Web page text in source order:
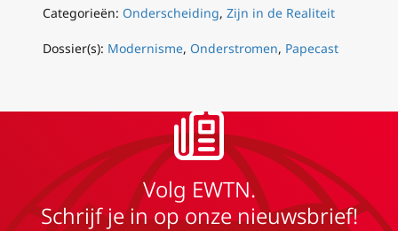
Categorieën: Onderscheiding, Zijn in de Realiteit
Dossier(s): Modernisme, Onderstromen, Papecast
Volg EWTN.
Schrijf je in op onze nieuwsbrief!